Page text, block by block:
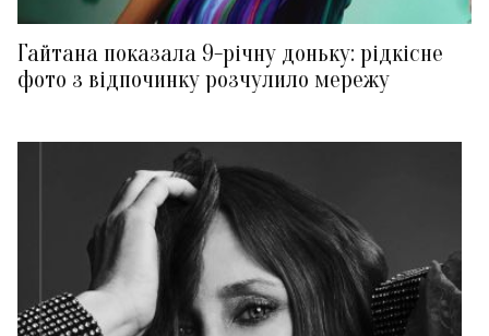
Гайтана показала 9-річну доньку: рідкісне
фото з відпочинку розчулило мережу